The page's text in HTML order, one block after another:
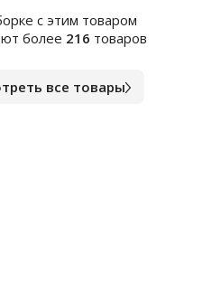
до 100 листов,
c этим товаром
более 216 товаров
все товары